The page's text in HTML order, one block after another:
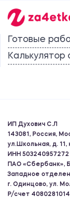
Готовые
Калькулятор
ИП Духович С.Л
143081, Россия,
ул.Школьная, д. 11,
ИНН 503240957272
ПАО «Сбербанк»,
Западное
г. Одинцово, ул.
Р/счет